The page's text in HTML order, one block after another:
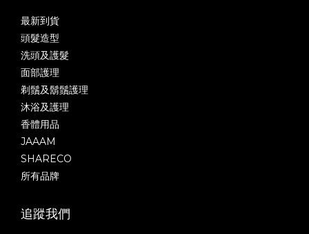
最新到貨
頭髮造型
洗頭及護髮
面部護理
剃鬚及鬍鬚護理
沐浴及護理
香體用品
JAAAM
SHARECO
所有品牌
追蹤我們